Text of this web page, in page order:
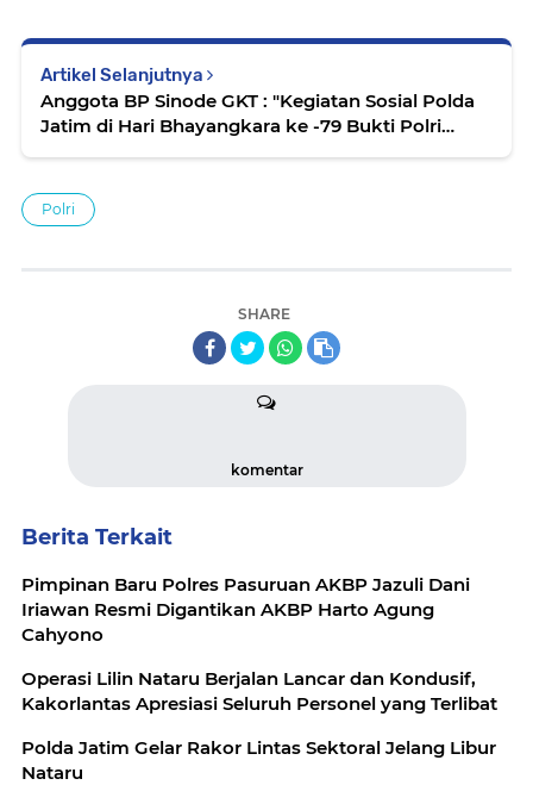
Artikel Selanjutnya
Anggota BP Sinode GKT : "Kegiatan Sosial Polda
Jatim di Hari Bhayangkara ke -79 Bukti Polri
Polri
SHARE
komentar
Berita Terkait
Pimpinan Baru Polres Pasuruan AKBP Jazuli Dani
Iriawan Resmi Digantikan AKBP Harto Agung
Cahyono
Operasi Lilin Nataru Berjalan Lancar dan Kondusif,
Kakorlantas Apresiasi Seluruh Personel yang Terlibat
Polda Jatim Gelar Rakor Lintas Sektoral Jelang Libur
Nataru